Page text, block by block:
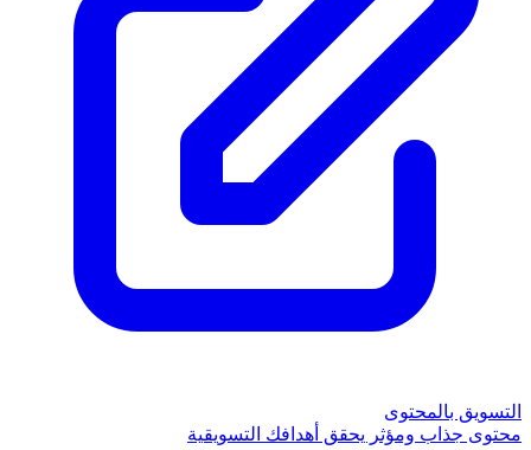
التسويق بالمحتوى
محتوى جذاب ومؤثر يحقق أهدافك التسويقية